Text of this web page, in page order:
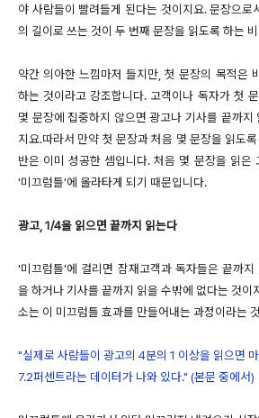
야 사람들이 빨려들게 된다는 것이지요. 문장으로
의 길이로 쓰는 것이 두 번째 문장을 읽도록 하는
약간 의아한 느낌마저 들지만, 첫 문장의 목적은
하는 것이라고 강조합니다. 고객이나 독자가 첫
몇 문장에 집중하지 않으면 광고나 기사를 끝까지
지요.따라서 만약 첫 문장과 처음 몇 문장을 읽도
반은 이미 성공한 셈입니다. 처음 몇 문장을 읽은
'미끄럼틀'에 올라타게 되기 때문입니다.
광고, 1/4을 읽으면 끝까지 읽는다
'미끄럼틀'에 걸리면 잠재고객과 독자들은 끝까지
을 하거나 기사를 끝까지 읽을 수밖에 없다는 것이
소는 이 미끄럼틀 효과를 만들어내는 과정이라는
"실제로 사람들이 광고의 4분의 1 이상을 읽으면
7.2퍼센트라는 데이터가 나와 있다." (본문 중에서)